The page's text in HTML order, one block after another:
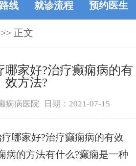
线 就诊流程 预约医生
>> 正文
哪家好?治疗癫痫病的有
效方法?
痫病医院 日期：2021-07-15
家好?治疗癫痫病的有效
病的方法有什么?癫痫是一种